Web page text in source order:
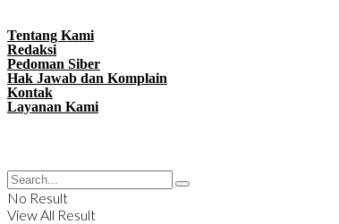
Tentang Kami
Redaksi
Pedoman Siber
Hak Jawab dan Komplain
Kontak
Layanan Kami
No Result
View All Result